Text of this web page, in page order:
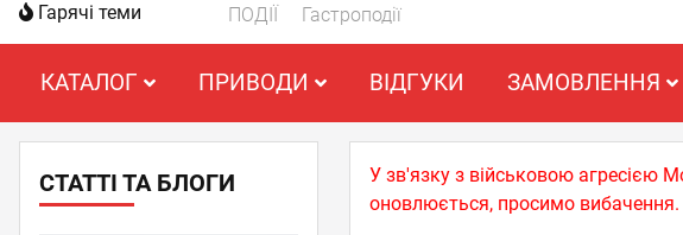
Гарячі теми ПОДІЇ Гастроподії
КАТАЛОГ ПРИВОДИ ВІДГУКИ ЗАМОВЛЕННЯ
СТАТТІ ТА БЛОГИ
У зв'язку з військовою агресією
оновлюється, просимо вибачення.